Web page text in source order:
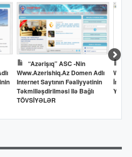
“Azərişıq” ASC -nin
Domen Adlı
Saytının Fəaliyyətinin
Təkmilləşdirilməsi Ilə Bağlı
TÖVSİYƏLƏR
Dövlət
İnternet
Yekunu /